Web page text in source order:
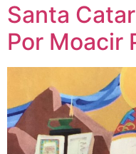
Santa
Por Moacir